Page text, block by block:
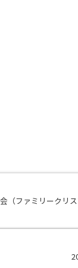
（ファミリークリ